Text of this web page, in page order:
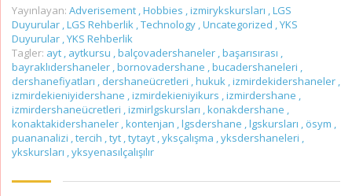
Yayınlayan: Adverisement ,Hobbies ,izmirykskursları ,LGS
Duyurular ,LGS Rehberlik ,Technology ,Uncategorized ,YKS
Duyurular ,YKS Rehberlik
Tagler: ayt , aytkursu ,balçovadershaneler ,başarısırası ,
bayraklıdershaneler ,bornovadershane ,bucadershaneleri ,
dershanefiyatları , dershaneücretleri ,hukuk ,izmirdekidershaneler ,
izmirdekieniyidershane ,izmirdekieniyikurs ,izmirdershane ,
izmirdershaneücretleri ,izmirlgskursları ,konakdershane ,
konaktakidershaneler ,kontenjan ,lgsdershane ,lgskursları , ösym ,
puananalizi ,tercih ,tyt ,tytayt ,yksçalışma ,yksdershaneleri ,
ykskursları ,yksyenasılçalışılır